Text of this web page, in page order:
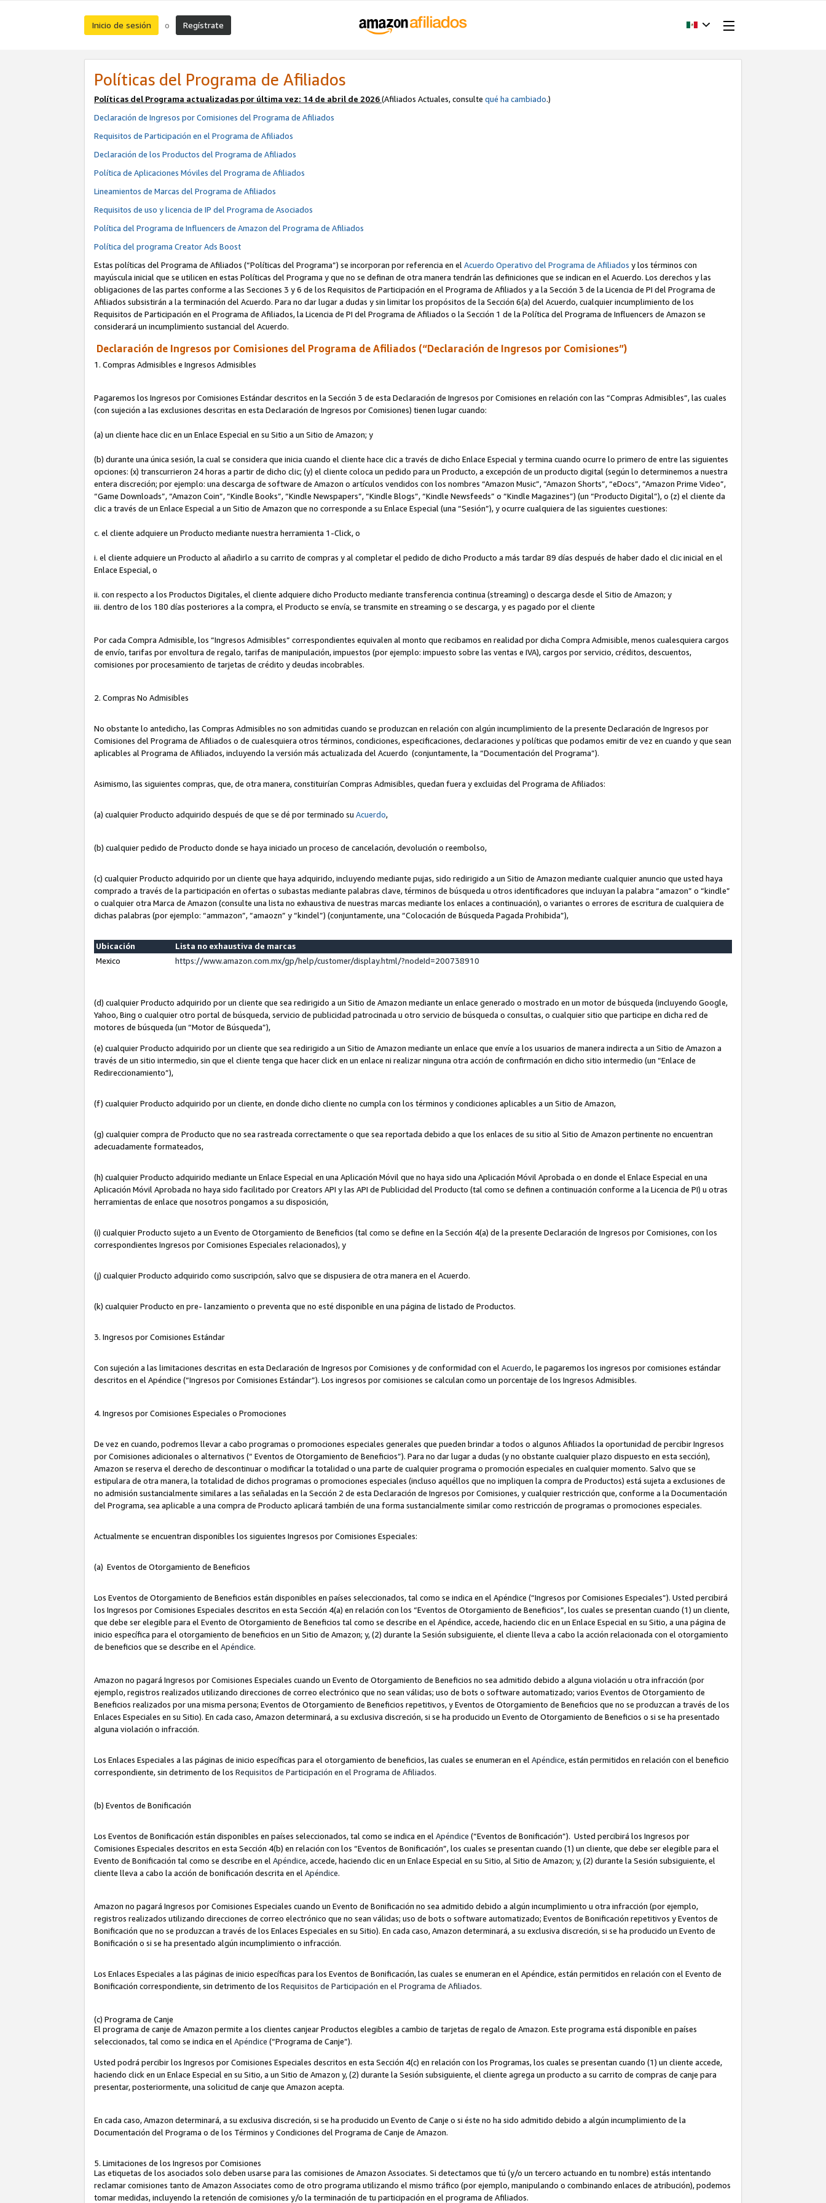
Inicio de sesión o Regístrate
Políticas del Programa de Afiliados
Políticas del Programa actualizadas por última vez: 14 de abril de 2026(Afiliados Actuales, consulte qué ha cambiado.)
Declaración de Ingresos por Comisiones del Programa de Afiliados
Requisitos de Participación en el Programa de Afiliados
Declaración de los Productos del Programa de Afiliados
Política de Aplicaciones Móviles del Programa de Afiliados
Lineamientos de Marcas del Programa de Afiliados
Requisitos de uso y licencia de IP del Programa de Asociados
Política del Programa de Influencers de Amazon del Programa de Afiliados
Política del programa Creator Ads Boost
Estas políticas del Programa de Afiliados (“Políticas del Programa”) se incorporan por referencia en elAcuerdo Operativo del Programa de Afiliados y los términos con
mayúscula inicial que se utilicen en estas Políticas del Programa y que no se definan de otra manera tendrán las definiciones que se indican en el Acuerdo. Los derechos y las
obligaciones de las partes conforme a las Secciones 3 y 6 de los Requisitos de Participación en el Programa de Afiliados y a la Sección 3 de la Licencia de PI del Programa de
Afiliados subsistirán a la terminación del Acuerdo. Para no dar lugar a dudas y sin limitar los propósitos de la Sección 6(a) del Acuerdo, cualquier incumplimiento de los
Requisitos de Participación en el Programa de Afiliados, la Licencia de PI del Programa de Afiliados o la Sección 1 de la Política del Programa de Influencers de Amazon se
considerará un incumplimiento sustancial del Acuerdo.
Declaración de Ingresos por Comisiones del Programa de Afiliados (“Declaración de Ingresos por Comisiones”)
1. Compras Admisibles e Ingresos Admisibles
Pagaremos los Ingresos por Comisiones Estándar descritos en la Sección 3 de esta Declaración de Ingresos por Comisiones en relación con las “Compras Admisibles”, las cuales
(con sujeción a las exclusiones descritas en esta Declaración de Ingresos por Comisiones) tienen lugar cuando:
(a) un cliente hace clic en un Enlace Especial en su Sitio a un Sitio de Amazon; y
(b) durante una única sesión, la cual se considera que inicia cuando el cliente hace clic a través de dicho Enlace Especial y termina cuando ocurre lo primero de entre las siguientes
opciones: (x) transcurrieron 24 horas a partir de dicho clic; (y) el cliente coloca un pedido para un Producto, a excepción de un producto digital (según lo determinemos a nuestra
entera discreción; por ejemplo: una descarga de software de Amazon o artículos vendidos con los nombres “Amazon Music”, “Amazon Shorts”, “eDocs”, “Amazon Prime Video”,
“Game Downloads”, “Amazon Coin”, “Kindle Books”, “Kindle Newspapers”, “Kindle Blogs”, “Kindle Newsfeeds” o “Kindle Magazines”) (un “Producto Digital”), o (z) el cliente da
clic a través de un Enlace Especial a un Sitio de Amazon que no corresponde a su Enlace Especial (una “Sesión”), y ocurre cualquiera de las siguientes cuestiones:
c. el cliente adquiere un Producto mediante nuestra herramienta 1-Click, o
i. el cliente adquiere un Producto al añadirlo a su carrito de compras y al completar el pedido de dicho Producto a más tardar 89 días después de haber dado el clic inicial en el
Enlace Especial, o
ii. con respecto a los Productos Digitales, el cliente adquiere dicho Producto mediante transferencia continua (streaming) o descarga desde el Sitio de Amazon; y
iii. dentro de los 180 días posteriores a la compra, el Producto se envía, se transmite en streaming o se descarga, y es pagado por el cliente
Por cada Compra Admisible, los “Ingresos Admisibles” correspondientes equivalen al monto que recibamos en realidad por dicha Compra Admisible, menos cualesquiera cargos
de envío, tarifas por envoltura de regalo, tarifas de manipulación, impuestos (por ejemplo: impuesto sobre las ventas e IVA), cargos por servicio, créditos, descuentos,
comisiones por procesamiento de tarjetas de crédito y deudas incobrables.
2. Compras No Admisibles
No obstante lo antedicho, las Compras Admisibles no son admitidas cuando se produzcan en relación con algún incumplimiento de la presente Declaración de Ingresos por
Comisiones del Programa de Afiliados o de cualesquiera otros términos, condiciones, especificaciones, declaraciones y políticas que podamos emitir de vez en cuando y que sean
aplicables al Programa de Afiliados, incluyendo la versión más actualizada del Acuerdo (conjuntamente, la “Documentación del Programa”).
Asimismo, las siguientes compras, que, de otra manera, constituirían Compras Admisibles, quedan fuera y excluidas del Programa de Afiliados:
(a) cualquier Producto adquirido después de que se dé por terminado su Acuerdo,
(b) cualquier pedido de Producto donde se haya iniciado un proceso de cancelación, devolución o reembolso,
(c) cualquier Producto adquirido por un cliente que haya adquirido, incluyendo mediante pujas, sido redirigido a un Sitio de Amazon mediante cualquier anuncio que usted haya
comprado a través de la participación en ofertas o subastas mediante palabras clave, términos de búsqueda u otros identificadores que incluyan la palabra “amazon” o “kindle”
o cualquier otra Marca de Amazon (consulte una lista no exhaustiva de nuestras marcas mediante los enlaces a continuación), o variantes o errores de escritura de cualquiera de
dichas palabras (por ejemplo: “ammazon”, “amaozn” y “kindel”) (conjuntamente, una “Colocación de Búsqueda Pagada Prohibida”),
Ubicación
Lista no exhaustiva de marcas
Mexico
https://www.amazon.com.mx/gp/help/customer/display.html/?nodeId=200738910
(d) cualquier Producto adquirido por un cliente que sea redirigido a un Sitio de Amazon mediante un enlace generado o mostrado en un motor de búsqueda (incluyendo Google,
Yahoo, Bing o cualquier otro portal de búsqueda, servicio de publicidad patrocinada u otro servicio de búsqueda o consultas, o cualquier sitio que participe en dicha red de
motores de búsqueda (un “Motor de Búsqueda”),
(e) cualquier Producto adquirido por un cliente que sea redirigido a un Sitio de Amazon mediante un enlace que envíe a los usuarios de manera indirecta a un Sitio de Amazon a
través de un sitio intermedio, sin que el cliente tenga que hacer click en un enlace ni realizar ninguna otra acción de confirmación en dicho sitio intermedio (un “Enlace de
Redireccionamiento”),
(f) cualquier Producto adquirido por un cliente, en donde dicho cliente no cumpla con los términos y condiciones aplicables a un Sitio de Amazon,
(g) cualquier compra de Producto que no sea rastreada correctamente o que sea reportada debido a que los enlaces de su sitio al Sitio de Amazon pertinente no encuentran
adecuadamente formateados,
(h) cualquier Producto adquirido mediante un Enlace Especial en una Aplicación Móvil que no haya sido una Aplicación Móvil Aprobada o en donde el Enlace Especial en una
Aplicación Móvil Aprobada no haya sido facilitado por Creators API y las API de Publicidad del Producto (tal como se definen a continuación conforme a la Licencia de PI) u otras
herramientas de enlace que nosotros pongamos a su disposición,
(i) cualquier Producto sujeto a un Evento de Otorgamiento de Beneficios (tal como se define en la Sección 4(a) de la presente Declaración de Ingresos por Comisiones, con los
correspondientes Ingresos por Comisiones Especiales relacionados), y
(j) cualquier Producto adquirido como suscripción, salvo que se dispusiera de otra manera en el Acuerdo.
(k) cualquier Producto en pre- lanzamiento o preventa que no esté disponible en una página de listado de Productos.
3. Ingresos por Comisiones Estándar
Con sujeción a las limitaciones descritas en esta Declaración de Ingresos por Comisiones y de conformidad con el Acuerdo, le pagaremos los ingresos por comisiones estándar
descritos en el Apéndice (“Ingresos por Comisiones Estándar”). Los ingresos por comisiones se calculan como un porcentaje de los Ingresos Admisibles.
4. Ingresos por Comisiones Especiales o Promociones
De vez en cuando, podremos llevar a cabo programas o promociones especiales generales que pueden brindar a todos o algunos Afiliados la oportunidad de percibir Ingresos
por Comisiones adicionales o alternativos (“ Eventos de Otorgamiento de Beneficios”). Para no dar lugar a dudas (y no obstante cualquier plazo dispuesto en esta sección),
Amazon se reserva el derecho de descontinuar o modificar la totalidad o una parte de cualquier programa o promoción especiales en cualquier momento. Salvo que se
estipulara de otra manera, la totalidad de dichos programas o promociones especiales (incluso aquéllos que no impliquen la compra de Productos) está sujeta a exclusiones de
no admisión sustancialmente similares a las señaladas en la Sección 2 de esta Declaración de Ingresos por Comisiones, y cualquier restricción que, conforme a la Documentación
del Programa, sea aplicable a una compra de Producto aplicará también de una forma sustancialmente similar como restricción de programas o promociones especiales.
Actualmente se encuentran disponibles los siguientes Ingresos por Comisiones Especiales:
(a) Eventos de Otorgamiento de Beneficios
Los Eventos de Otorgamiento de Beneficios están disponibles en países seleccionados, tal como se indica en el Apéndice (“Ingresos por Comisiones Especiales”). Usted percibirá
los Ingresos por Comisiones Especiales descritos en esta Sección 4(a) en relación con los “Eventos de Otorgamiento de Beneficios”, los cuales se presentan cuando (1) un cliente,
que debe ser elegible para el Evento de Otorgamiento de Beneficios tal como se describe en el Apéndice, accede, haciendo clic en un Enlace Especial en su Sitio, a una página de
inicio específica para el otorgamiento de beneficios en un Sitio de Amazon; y, (2) durante la Sesión subsiguiente, el cliente lleva a cabo la acción relacionada con el otorgamiento
de beneficios que se describe en el Apéndice.
Amazon no pagará Ingresos por Comisiones Especiales cuando un Evento de Otorgamiento de Beneficios no sea admitido debido a alguna violación u otra infracción (por
ejemplo, registros realizados utilizando direcciones de correo electrónico que no sean válidas; uso de bots o software automatizado; varios Eventos de Otorgamiento de
Beneficios realizados por una misma persona; Eventos de Otorgamiento de Beneficios repetitivos, y Eventos de Otorgamiento de Beneficios que no se produzcan a través de los
Enlaces Especiales en su Sitio). En cada caso, Amazon determinará, a su exclusiva discreción, si se ha producido un Evento de Otorgamiento de Beneficios o si se ha presentado
alguna violación o infracción.
Los Enlaces Especiales a las páginas de inicio específicas para el otorgamiento de beneficios, las cuales se enumeran en el Apéndice, están permitidos en relación con el beneficio
correspondiente, sin detrimento de los Requisitos de Participación en el Programa de Afiliados.
(b) Eventos de Bonificación
Los Eventos de Bonificación están disponibles en países seleccionados, tal como se indica en el Apéndice (“Eventos de Bonificación”). Usted percibirá los Ingresos por
Comisiones Especiales descritos en esta Sección 4(b) en relación con los “Eventos de Bonificación”, los cuales se presentan cuando (1) un cliente, que debe ser elegible para el
Evento de Bonificación tal como se describe en el Apéndice, accede, haciendo clic en un Enlace Especial en su Sitio, al Sitio de Amazon; y, (2) durante la Sesión subsiguiente, el
cliente lleva a cabo la acción de bonificación descrita en el Apéndice.
Amazon no pagará Ingresos por Comisiones Especiales cuando un Evento de Bonificación no sea admitido debido a algún incumplimiento u otra infracción (por ejemplo,
registros realizados utilizando direcciones de correo electrónico que no sean válidas; uso de bots o software automatizado; Eventos de Bonificación repetitivos y Eventos de
Bonificación que no se produzcan a través de los Enlaces Especiales en su Sitio). En cada caso, Amazon determinará, a su exclusiva discreción, si se ha producido un Evento de
Bonificación o si se ha presentado algún incumplimiento o infracción.
Los Enlaces Especiales a las páginas de inicio específicas para los Eventos de Bonificación, las cuales se enumeran en el Apéndice, están permitidos en relación con el Evento de
Bonificación correspondiente, sin detrimento de los Requisitos de Participación en el Programa de Afiliados.
(c) Programa de Canje
El programa de canje de Amazon permite a los clientes canjear Productos elegibles a cambio de tarjetas de regalo de Amazon. Este programa está disponible en países
seleccionados, tal como se indica en el Apéndice (“Programa de Canje”).
Usted podrá percibir los Ingresos por Comisiones Especiales descritos en esta Sección 4(c) en relación con los Programas, los cuales se presentan cuando (1) un cliente accede,
haciendo click en un Enlace Especial en su Sitio, a un Sitio de Amazon y, (2) durante la Sesión subsiguiente, el cliente agrega un producto a su carrito de compras de canje para
presentar, posteriormente, una solicitud de canje que Amazon acepta.
En cada caso, Amazon determinará, a su exclusiva discreción, si se ha producido un Evento de Canje o si éste no ha sido admitido debido a algún incumplimiento de la
Documentación del Programa o de los Términos y Condiciones del Programa de Canje de Amazon.
5. Limitaciones de los Ingresos por Comisiones
Las etiquetas de los asociados solo deben usarse para las comisiones de Amazon Associates. Si detectamos que tú (y/o un tercero actuando en tu nombre) estás intentando
reclamar comisiones tanto de Amazon Associates como de otro programa utilizando el mismo tráfico (por ejemplo, manipulando o combinando enlaces de atribución), podemos
tomar medidas, incluyendo la retención de comisiones y/o la terminación de tu participación en el programa de Afiliados.